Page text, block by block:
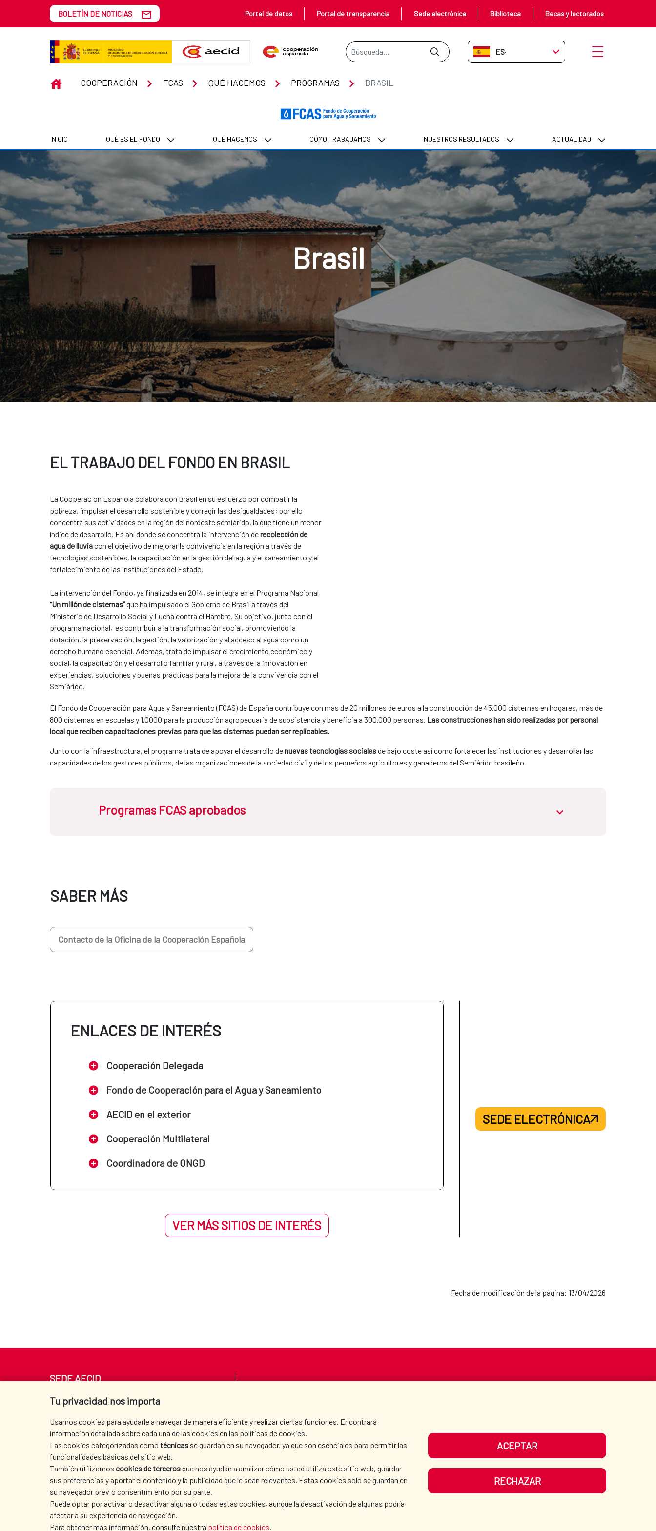
Saltar al contenido principalBOLETÍN DE NOTICIAS Portal de datos Portal de transparencia Sede electrónica Biblioteca Becas y lectorados
Barra de búsqueda
ES-ES Abrir menú
INICIOCOOPERACIÓN FCAS QUÉ HACEMOS PROGRAMAS BRASIL
INICIO QUÉ ES EL FONDO QUÉ HACEMOS CÓMO TRABAJAMOS NUESTROS RESULTADOS ACTUALIDAD
Brasil
EL TRABAJO DEL FONDO EN BRASIL
La Cooperación Española colabora con Brasil en su esfuerzo por combatir la
pobreza, impulsar el desarrollo sostenible y corregir las desigualdades; por ello
concentra sus actividades en la región del nordeste semiárido, la que tiene un menor
índice de desarrollo. Es ahí donde se concentra la intervención derecolección de
agua de lluviacon el objetivo de mejorar la convivencia en la región a través de
tecnologías sostenibles, la capacitación en la gestión del agua y el saneamiento y el
fortalecimiento de las instituciones del Estado.
​​​​​​​La intervención del Fondo, ya finalizada en 2014, se integra en el Programa Nacional
"Un millón de cisternas"que ha impulsado el Gobierno de Brasil a través del
Ministerio de Desarrollo Social y Lucha contra el Hambre. Su objetivo, junto con el
programa nacional, es contribuir a la transformación social, promoviendo la
dotación, la preservación, la gestión, la valorización y el acceso al agua como un
derecho humano esencial. Además, trata de impulsar el crecimiento económico y
social, la capacitación y el desarrollo familiar y rural, a través de la innovación en
experiencias, soluciones y buenas prácticas para la mejora de la convivencia con el
Semiárido.
El Fondo de Cooperación para Agua y Saneamiento (FCAS) de España contribuye con más de 20 millones de euros a la construcción de 45.000 cisternas en hogares, más de
800 cisternas en escuelas y 1.0000 para la producción agropecuaria de subsistencia y beneficia a 300.000 personas. Las construcciones han sido realizadas por personal
local que reciben capacitaciones previas para que las cisternas puedan ser replicables.
Junto con la infraestructura, el programa trata de apoyar el desarrollo denuevas tecnologías socialesde bajo coste así como fortalecer las instituciones y desarrollar las
capacidades de los gestores públicos, de las organizaciones de la sociedad civil y de los pequeños agricultores y ganaderos del Semiárido brasileño.
Programas FCAS aprobados abrir.desplegable
SABER MÁS
Contacto de la Oficina de la Cooperación Española
ENLACES DE INTERÉS
Cooperación Delegada
Fondo de Cooperación para el Agua y Saneamiento
AECID en el exterior
Cooperación Multilateral
Coordinadora de ONGD
VER MÁS SITIOS DE INTERÉS
SEDE ELECTRÓNICA
Fecha de modificación de la página: 13/04/2026
Tu privacidad nos importa
Usamos cookies para ayudarle a navegar de manera eficiente y realizar ciertas funciones. Encontrará
información detallada sobre cada una de las cookies en las políticas de cookies.
Las cookies categorizadas como técnicas se guardan en su navegador, ya que son esenciales para permitir las
funcionalidades básicas del sitio web.
También utilizamos cookies de tercerosque nos ayudan a analizar cómo usted utiliza este sitio web, guardar
sus preferencias y aportar el contenido y la publicidad que le sean relevantes. Estas cookies solo se guardan en
su navegador previo consentimiento por su parte.
Puede optar por activar o desactivar alguna o todas estas cookies, aunque la desactivación de algunas podría
afectar a su experiencia de navegación.
Para obtener más información, consulte nuestra política de cookies.
ACEPTAR
RECHAZAR
SEDE AECID
Av. Reyes Católicos 4 - 28040 Madrid
Tel. +34 900 20 30 54​​​​​​​
centro.informacion@aecid.es
SALA DE PRENSA CULTURA Y CIENCIA
NUESTRAS REDES SOCIALES
AVISO LEGAL | PROTECCIÓN DE DATOS | POLÍTICA DE COOKIES